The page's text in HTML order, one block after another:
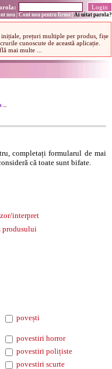
nou Cont nou pentru firme Ai uitat parola?
...
completați formularul de mai
că toate sunt bifate.
interpret
produsului
povești
povestiri horror
povestiri polițiste
povestiri scurte